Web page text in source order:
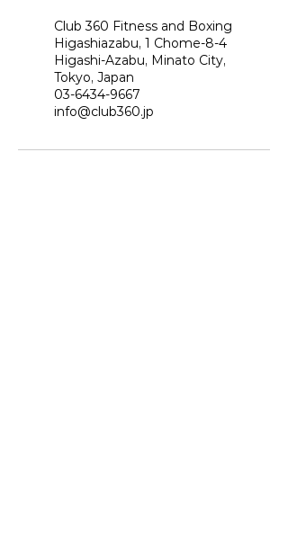
Club 360 Fitness and Boxing
Higashiazabu, 1 Chome-8-4
Higashi-Azabu, Minato City,
Tokyo, Japan
03-6434-9667
info@club360.jp